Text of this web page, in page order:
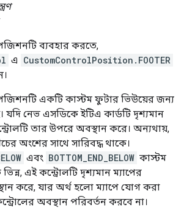
ব্যবহার করতে,
এ CustomControlPosition.FOOTER
একটি কাস্টম ফুটার ভিউয়ের জন্য
যদি নেভ এসডিকে ইটিএ কার্ডটি দৃশ্যমান
তার উপরে অবস্থান করে। অন্যথায়,
অংশের সাথে সারিবদ্ধ থাকে।
এবং BOTTOM_END_BELOW কাস্টম
এই কন্ট্রোলটি দৃশ্যমান ম্যাপের
করে, যার অর্থ হলো ম্যাপে যোগ করা
অবস্থান পরিবর্তন করবে না।